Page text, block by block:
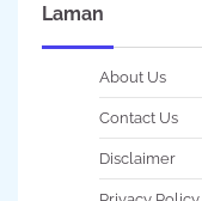
Laman
About Us
Contact Us
Disclaimer